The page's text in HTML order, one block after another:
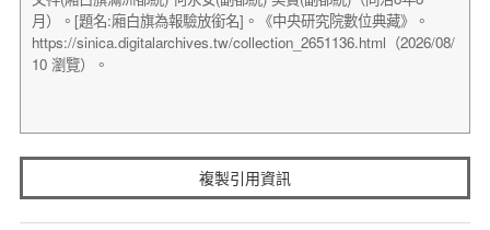
複製引用資訊